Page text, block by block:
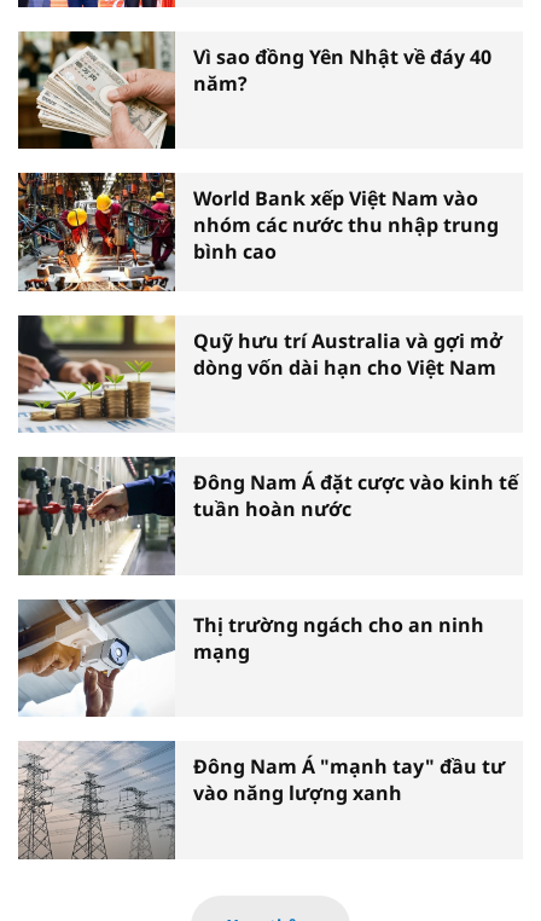
Vì sao đồng Yên Nhật về đáy 40
năm?
World Bank xếp Việt Nam vào
nhóm các nước thu nhập trung
bình cao
Quỹ hưu trí Australia và gợi mở
dòng vốn dài hạn cho Việt Nam
Đông Nam Á đặt cược vào kinh tế
tuần hoàn nước
Thị trường ngách cho an ninh
mạng
Đông Nam Á "mạnh tay" đầu tư
vào năng lượng xanh